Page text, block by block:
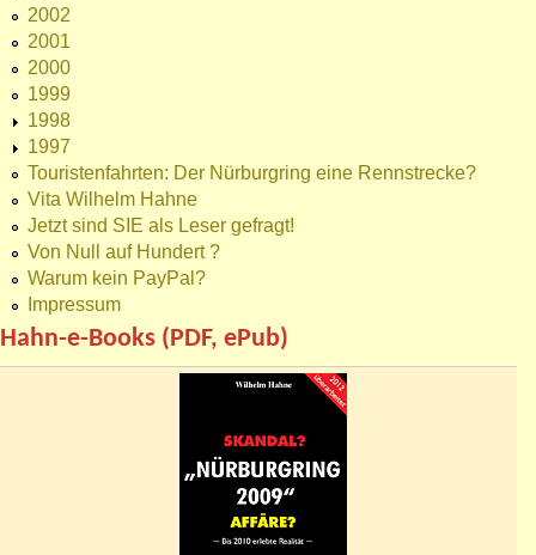
2002
2001
2000
1999
1998
1997
Touristenfahrten: Der Nürburgring eine Rennstrecke?
Vita Wilhelm Hahne
Jetzt sind SIE als Leser gefragt!
Von Null auf Hundert ?
Warum kein PayPal?
Impressum
Hahn-e-Books (PDF, ePub)